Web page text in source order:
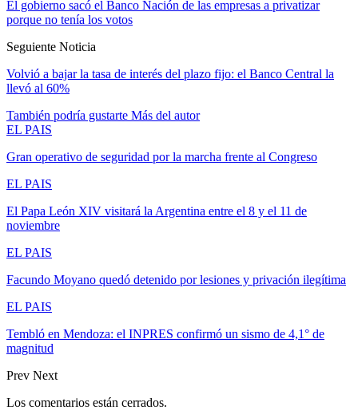
El gobierno sacó el Banco Nación de las empresas a privatizar
porque no tenía los votos
Seguiente Noticia
Volvió a bajar la tasa de interés del plazo fijo: el Banco Central la
llevó al 60%
También podría gustarte Más del autor
EL PAIS
Gran operativo de seguridad por la marcha frente al Congreso
EL PAIS
El Papa León XIV visitará la Argentina entre el 8 y el 11 de
noviembre
EL PAIS
Facundo Moyano quedó detenido por lesiones y privación ilegítima
EL PAIS
Tembló en Mendoza: el INPRES confirmó un sismo de 4,1° de
magnitud
Prev Next
Los comentarios están cerrados.